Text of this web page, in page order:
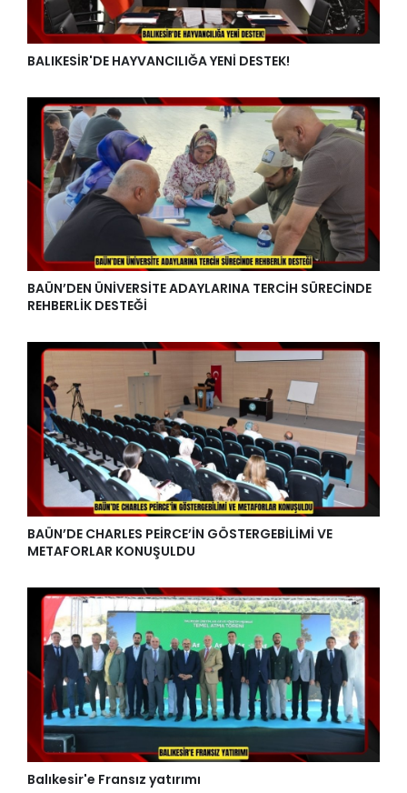
BALIKESİR'DE HAYVANCILIĞA YENİ DESTEK!
BAÜN’DEN ÜNİVERSİTE ADAYLARINA TERCİH SÜRECİNDE
REHBERLİK DESTEĞİ
BAÜN’DE CHARLES PEİRCE’İN GÖSTERGEBİLİMİ VE
METAFORLAR KONUŞULDU
Balıkesir'e Fransız yatırımı